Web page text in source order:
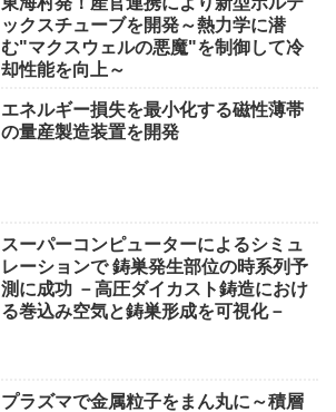
ックスチューブを開発～熱力学に潜
む"マクスウェルの悪魔"を制御して冷
却性能を向上～
エネルギー損失を最小化する磁性薄帯
の量産製造装置を開発
スーパーコンピューターによるシミュ
レーションで 鋳巣発生部位の時系列予
測に成功 －高圧ダイカスト鋳造におけ
る巻込み空気と鋳巣形成を可視化－
プラズマで金属粒子をまん丸に～積層